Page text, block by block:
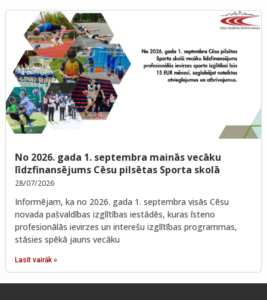
No 2026. gada 1. septembra mainās vecāku
līdzfinansējums Cēsu pilsētas Sporta skolā
28/07/2026
Informējam, ka no 2026. gada 1. septembra visās Cēsu
novada pašvaldības izglītības iestādēs, kuras īsteno
profesionālās ievirzes un interešu izglītības programmas,
stāsies spēkā jauns vecāku
Lasīt vairāk »